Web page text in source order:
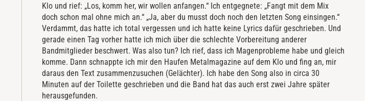
Klo und rief: „Los, komm her, wir wollen anfangen.“ Ich entgegnete: „Fangt mit dem Mix
doch schon mal ohne mich an.“ „Ja, aber du musst doch noch den letzten Song einsingen.“
Verdammt, das hatte ich total vergessen und ich hatte keine Lyrics dafür geschrieben. Und
gerade einen Tag vorher hatte ich mich über die schlechte Vorbereitung anderer
Bandmitglieder beschwert. Was also tun? Ich rief, dass ich Magenprobleme habe und gleich
komme. Dann schnappte ich mir den Haufen Metalmagazine auf dem Klo und fing an, mir
daraus den Text zusammenzusuchen (Gelächter). Ich habe den Song also in circa 30
Minuten auf der Toilette geschrieben und die Band hat das auch erst zwei Jahre später
herausgefunden.